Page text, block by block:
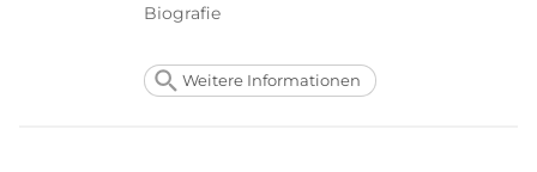
Biografie
Weitere Informationen